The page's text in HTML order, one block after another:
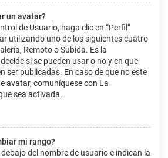
un avatar?
de Usuario, haga clic en “Perfil”
utilizando uno de los siguientes cuatro
Remoto o Subida. Es la
si se pueden usar o no y en que
ser publicadas. En caso de que no este
avatar, comuníquese con La
sea activada.
mi rango?
del nombre de usuario e indican la